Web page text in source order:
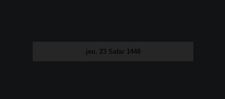
jeu. 23 Safar 1448